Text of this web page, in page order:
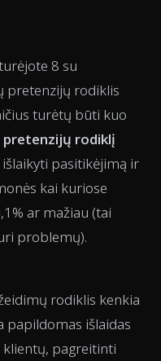
8 su
pretenzijų rodiklis
turėtų būti kuo
pretenzijų rodiklį
pasitikėjimą ir
kai kuriose
ar mažiau (tai
problemų).
rodiklis kenkia
papildomas išlaidas
pagreitinti